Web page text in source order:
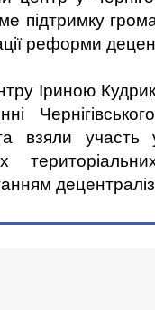
підтримку
реформи
Іриною
взяли